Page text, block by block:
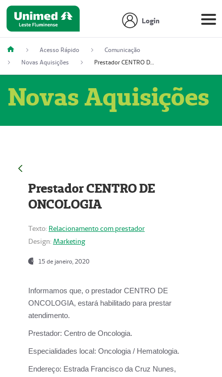
Login
Acesso Rápido
Comunicação
Novas Aquisições
Prestador CENTRO DE ONCOLOGIA
Novas Aquisições
Prestador CENTRO DE
ONCOLOGIA
Texto: Relacionamento com prestador
Design: Marketing
15 de janeiro, 2020
Informamos que, o prestador CENTRO DE
ONCOLOGIA, estará habilitado para prestar
atendimento.
Prestador: Centro de Oncologia.
Especialidades local: Oncologia / Hematologia.
Endereço: Estrada Francisco da Cruz Nunes,